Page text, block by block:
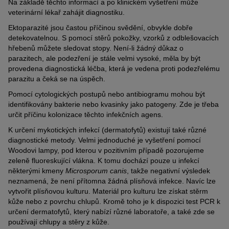
Na základě těchto informací a po klinickém vyšetření může
veterinární lékař zahájit diagnostiku.
Ektoparazité jsou častou příčinou svědění, obvykle dobře
detekovatelnou. S pomocí stěrů pokožky, vzorků z odblešovacích
hřebenů můžete sledovat stopy. Není-li žádný důkaz o
parazitech, ale podezření je stále velmi vysoké, měla by být
provedena diagnostická léčba, která je vedena proti podezřelému
parazitu a čeká se na úspěch.
Pomocí cytologických postupů nebo antibiogramu mohou být
identifikovány bakterie nebo kvasinky jako patogeny. Zde je třeba
určit příčinu kolonizace těchto infekčních agens.
K určení mykotických infekcí (dermatofytů) existují také různé
diagnostické metody. Velmi jednoduché je vyšetření pomocí
Woodovi lampy, pod kterou v pozitivním případě pozorujeme
zeleně fluoreskující vlákna. K tomu dochází pouze u infekcí
některými kmeny Microsporum canis , takže negativní výsledek
neznamená, že není přítomna žádná plísňová infekce. Navíc lze
vytvořit plísňovou kulturu. Materiál pro kulturu lze získat stěrm
kůže nebo z povrchu chlupů. Kromě toho je k dispozici test PCR k
určení dermatofytů, který nabízí různé laboratoře, a také zde se
používají chlupy a stěry z kůže.